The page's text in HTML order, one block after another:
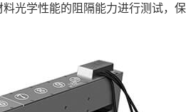
光学性能的阻隔能力进行测试，